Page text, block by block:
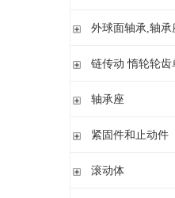
密封组件 精密锁
推力/向心轴承
外球面轴承,轴承
外球面轴承
链传动 惰轮轮齿
链传动 惰轮轮齿
轴承座
立式轴承座SNV,剖分用
立式轴承座S30,剖分适用于
紧固件和止动件
紧定套
滚动体